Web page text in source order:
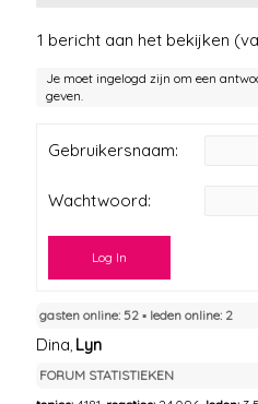
1 bericht aan het bekijken
Je moet ingelogd zijn om een
geven.
Gebruikersnaam:
Wachtwoord:
Log In
gasten online: 52 ▪︎ leden online: 2
Dina Lyn
FORUM STATISTIEKEN